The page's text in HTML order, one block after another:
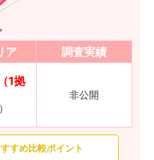
ア 調査実績
1拠
非公開
すめ比較ポイント